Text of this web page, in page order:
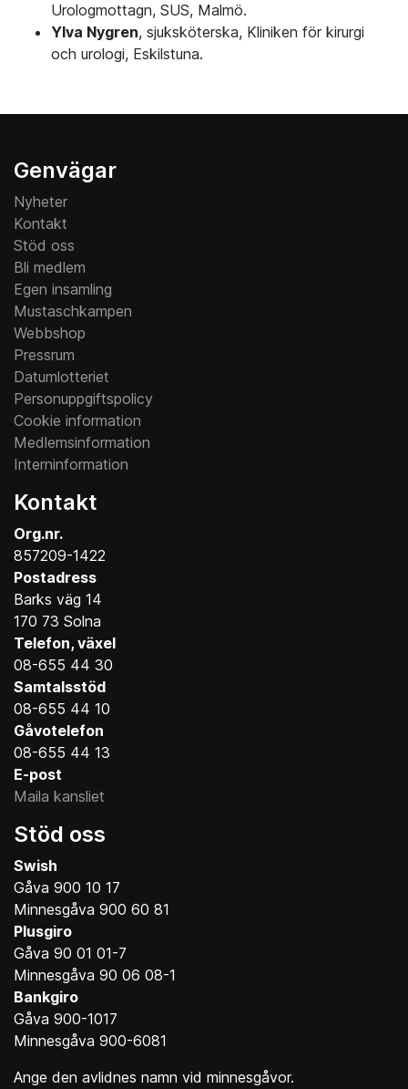
Urologmottagn, SUS, Malmö.
Ylva Nygren, sjuksköterska, Kliniken för kirurgi
och urologi, Eskilstuna.
Genvägar
Nyheter
Kontakt
Stöd oss
Bli medlem
Egen insamling
Mustaschkampen
Webbshop
Pressrum
Datumlotteriet
Personuppgiftspolicy
Cookie information
Medlemsinformation
Interninformation
Kontakt
Org.nr.
857209-1422
Postadress
Barks väg 14
170 73 Solna
Telefon, växel
08-655 44 30
Samtalsstöd
08-655 44 10
Gåvotelefon
08-655 44 13
E-post
Maila kansliet
Stöd oss
Swish
Gåva 900 10 17
Minnesgåva 900 60 81
Plusgiro
Gåva 90 01 01-7
Minnesgåva 90 06 08-1
Bankgiro
Gåva 900-1017
Minnesgåva 900-6081
Ange den avlidnes namn vid minnesgåvor.